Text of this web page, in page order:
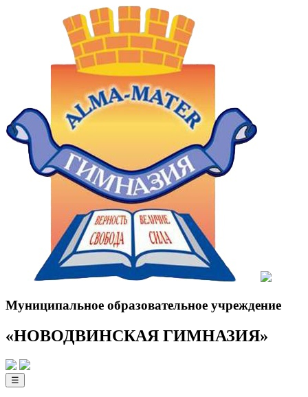
Муниципальное образовательное учреждение
«НОВОДВИНСКАЯ ГИМНАЗИЯ»
☰